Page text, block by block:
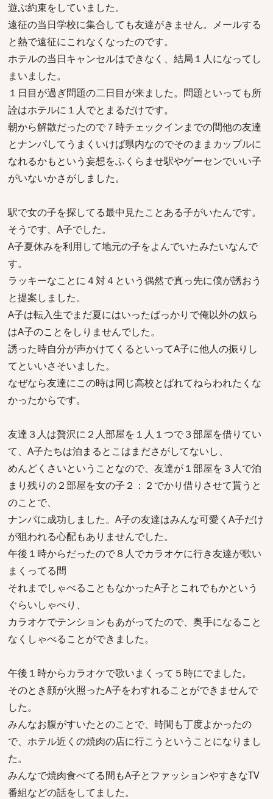
遊ぶ約束をしていました。
遠征の当日学校に集合しても友達がきません。メールする
と熱で遠征にこれなくなったのです。
ホテルの当日キャンセルはできなく、結局１人になってし
まいました。
１日目が過ぎ問題の二日目が来ました。問題といっても所
詮はホテルに１人でとまるだけです。
朝から解散だったので７時チェックインまでの間他の友達
とナンパしてうまくいけば県内なのでそのままカップルに
なれるかもという妄想をふくらませ駅やゲーセンでいい子
がいないかさがしました。
駅で女の子を探してる最中見たことある子がいたんです。
そうです、A子でした。
A子夏休みを利用して地元の子をよんでいたみたいなんで
す。
ラッキーなことに４対４という偶然で真っ先に僕が誘おう
と提案しました。
A子は転入生でまだ夏にはいったばっかりで俺以外の奴ら
はA子のことをしりませんでした。
誘った時自分が声かけてくるといってA子に他人の振りし
てといいさそいました。
なぜなら友達にこの時は同じ高校とばれてねらわれたくな
かったからです。
友達３人は贅沢に２人部屋を１人１つで３部屋を借りてい
て、A子たちは泊まるとこはまださがしてないし、
めんどくさいということなので、友達が１部屋を３人で泊
まり残りの２部屋を女の子２：２でかり借りさせて貰うと
のことで、
ナンパに成功しました。A子の友達はみんな可愛くA子だけ
が狙われる心配もありませんでした。
午後１時からだったので８人でカラオケに行き友達が歌い
まくってる間
それまでしゃべることもなかったA子とこれでもかという
ぐらいしゃべり、
カラオケでテンションもあがってたので、奥手になること
なくしゃべることができました。
午後１時からカラオケで歌いまくって５時にでました。
そのとき顔が火照ったA子をわすれることができませんで
した。
みんなお腹がすいたとのことで、時間も丁度よかったの
で、ホテル近くの焼肉の店に行こうということになりまし
た。
みんなで焼肉食べてる間もA子とファッションやすきなTV
番組などの話をしてました。